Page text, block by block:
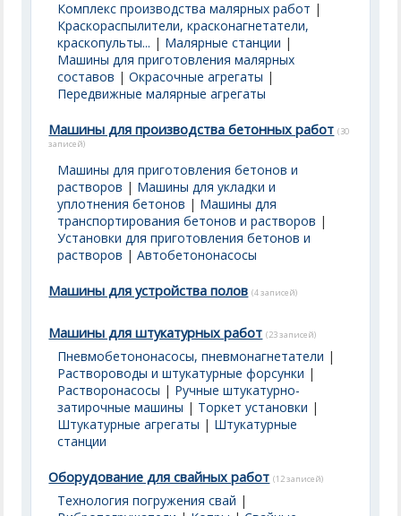
Комплекс производства малярных работ |
Краскораспылители, красконагнетатели,
краскопульты... | Малярные станции |
Машины для приготовления малярных
составов |Окрасочные агрегаты |
Передвижные малярные агрегаты
Машины для производства бетонных работ (30
записей)
Машины для приготовления бетонов и
растворов | Машины для укладки и
уплотнения бетонов | Машины для
транспортирования бетонов и растворов |
Установки для приготовления бетонов и
растворов |Автобетононасосы
Машины для устройства полов (4 записей)
Машины для штукатурных работ (23 записей)
Пневмобетононасосы, пневмонагнетатели |
Раствороводы и штукатурные форсунки |
Растворонасосы | Ручные штукатурно-
затирочные машины | Торкет установки |
Штукатурные агрегаты | Штукатурные
станции
Оборудование для свайных работ (12 записей)
Технология погружения свай |